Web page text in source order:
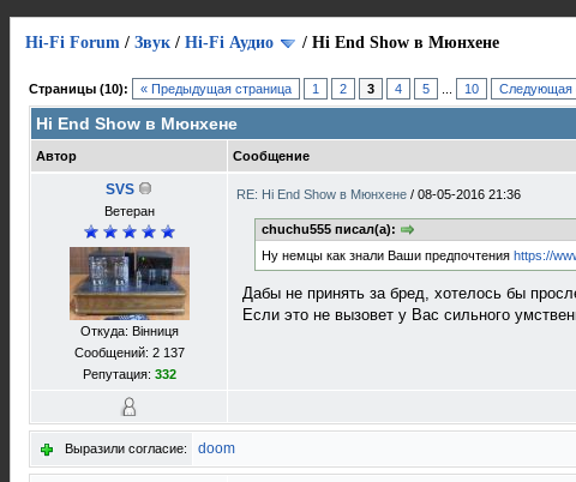
Hi-Fi Forum / Звук / Hi-Fi Аудио / Hi End Show в Мюнхене
Страницы (10): « Предыдущая страница 1 2 3 4 5 10 Следующая
Hi End Show в Мюнхене
Автор Сообщение
SVS
Ветеран
Откуда: Вінниця
Сообщений: 2 137
Репутация: 332
RE: Hi End Show в Мюнхене / 08-05-2016 21:36
chuchu555 писал(а):
Ну немцы как знали Ваши предпочтения https://
Дабы не принять за бред, хотелось бы
Если это не вызовет у Вас сильного
Выразили согласие: doom